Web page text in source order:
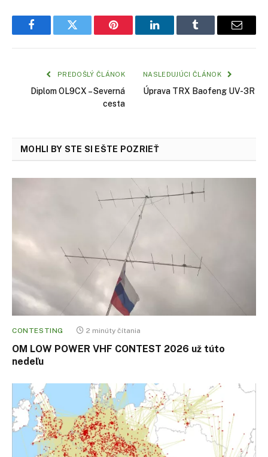
FacebookTwitter Pinterest LinkedInTumblr Email
PREDOŠLÝ ČLÁNOK
Diplom OL9CX – Severná
cesta
NASLEDUJÚCI ČLÁNOK
Úprava TRX Baofeng UV-3R
MOHLI BY STE SI EŠTE POZRIEŤ
CONTESTING 2 minúty čítania
OM LOW POWER VHF CONTEST 2026 už túto
nedeľu